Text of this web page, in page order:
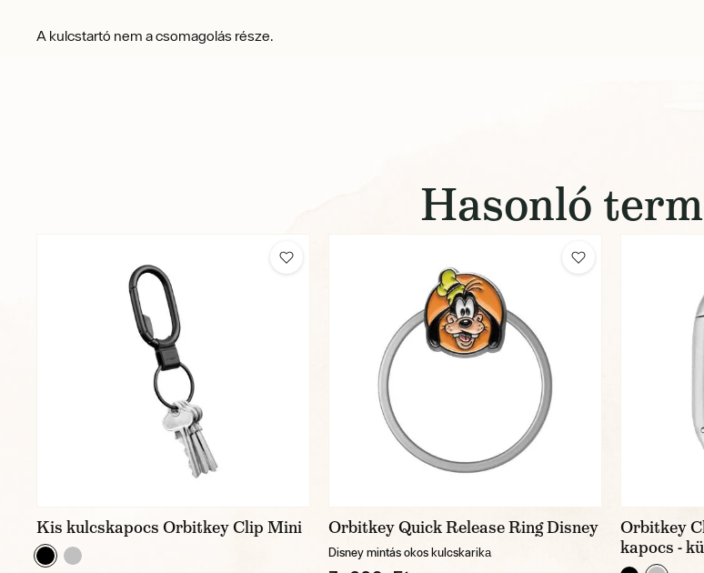
A kulcstartó nem a csomagolás része.
Hasonló
Kis kulcskapocs Orbitkey Clip Mini Orbitkey Quick Release Ring Disney
Disney mintás okos kulcskarikа
Orbitkey
kapocs -